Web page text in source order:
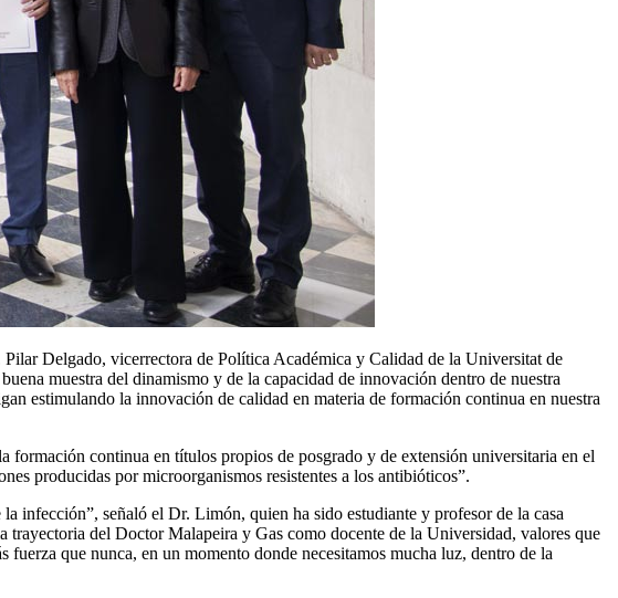
Delgado, vicerrectora de Política Académica y Calidad de la Universitat de
muestra del dinamismo y de la capacidad de innovación dentro de nuestra
estimulando la innovación de calidad en materia de formación continua en nuestra
continua en títulos propios de posgrado y de extensión universitaria en el
producidas por microorganismos resistentes a los antibióticos”.
infección”, señaló el Dr. Limón, quien ha sido estudiante y profesor de la casa
trayectoria del Doctor Malapeira y Gas como docente de la Universidad, valores que
que nunca, en un momento donde necesitamos mucha luz, dentro de la